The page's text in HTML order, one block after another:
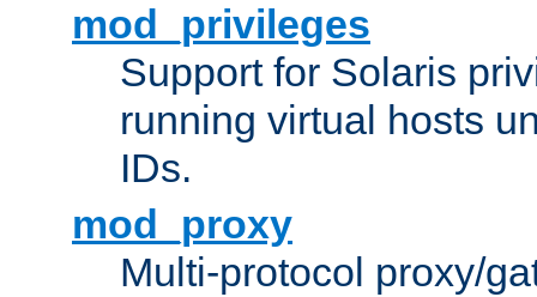
mod_privileges
Support for Solaris
running virtual hosts
IDs.
mod_proxy
Multi-protocol proxy/